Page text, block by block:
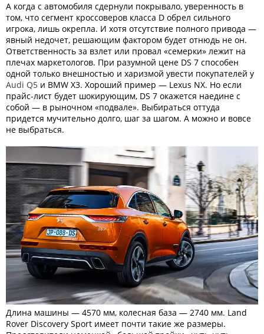
А когда с автомобиля сдернули покрывало, уверенность в
том, что сегмент кроссоверов класса D обрел сильного
игрока, лишь окрепла. И хотя отсутствие полного привода —
явный недочет, решающим фактором будет отнюдь не он.
Ответственность за взлет или провал «семерки» лежит на
плечах маркетологов. При разумной цене DS 7 способен
одной только внешностью и харизмой увести покупателей у
Audi Q5 и BMW X3. Хороший пример — Lexus NX. Но если
прайс-лист будет шокирующим, DS 7 окажется наедине с
собой — в рыночном «подвале». Выбираться оттуда
придется мучительно долго, шаг за шагом. А можно и вовсе
не выбраться.
Длина машины — 4570 мм, колесная база — 2740 мм. Land
Rover Discovery Sport имеет почти такие же размеры.